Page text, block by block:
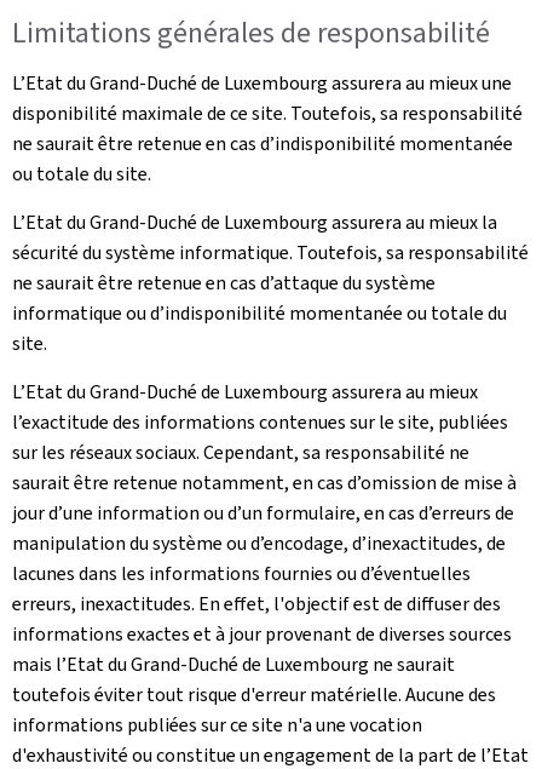
Limitations générales de responsabilité
L’Etat du Grand-Duché de Luxembourg assurera au mieux une
disponibilité maximale de ce site. Toutefois, sa responsabilité
ne saurait être retenue en cas d’indisponibilité momentanée
ou totale du site.
L’Etat du Grand-Duché de Luxembourg assurera au mieux la
sécurité du système informatique. Toutefois, sa responsabilité
ne saurait être retenue en cas d’attaque du système
informatique ou d’indisponibilité momentanée ou totale du
site.
L’Etat du Grand-Duché de Luxembourg assurera au mieux
l’exactitude des informations contenues sur le site, publiées
sur les réseaux sociaux. Cependant, sa responsabilité ne
saurait être retenue notamment, en cas d’omission de mise à
jour d’une information ou d’un formulaire, en cas d’erreurs de
manipulation du système ou d’encodage, d’inexactitudes, de
lacunes dans les informations fournies ou d’éventuelles
erreurs, inexactitudes. En effet, l'objectif est de diffuser des
informations exactes et à jour provenant de diverses sources
mais l’Etat du Grand-Duché de Luxembourg ne saurait
toutefois éviter tout risque d'erreur matérielle. Aucune des
informations publiées sur ce site n'a une vocation
d'exhaustivité ou constitue un engagement de la part de l’Etat